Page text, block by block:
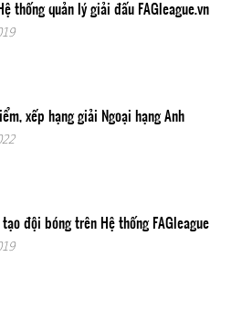
thống quản lý giải đấu FAGleague.vn
xếp hạng giải Ngoại hạng Anh
đội bóng trên Hệ thống FAGleague